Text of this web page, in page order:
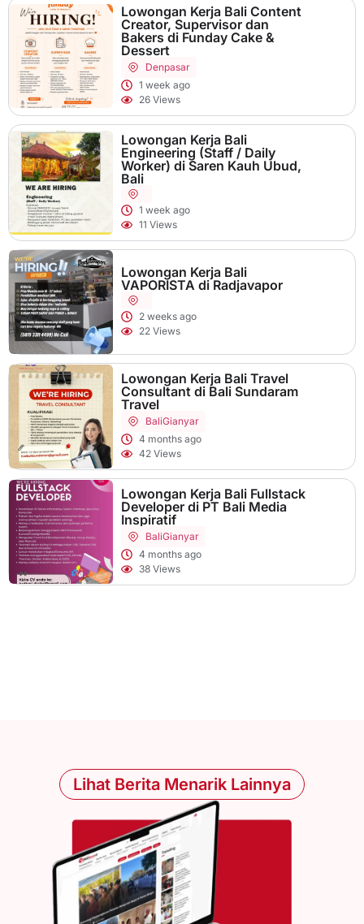
Lowongan Kerja Bali Content
Creator, Supervisor dan
Bakers di Funday Cake &
Dessert
Denpasar
1 week ago
26 Views
Lowongan Kerja Bali
Engineering (Staff / Daily
Worker) di Saren Kauh Ubud,
Bali
1 week ago
11 Views
Lowongan Kerja Bali
VAPORISTA di Radjavapor
2 weeks ago
22 Views
Lowongan Kerja Bali Travel
Consultant di Bali Sundaram
Travel
BaliGianyar
4 months ago
42 Views
Lowongan Kerja Bali Fullstack
Developer di PT Bali Media
Inspiratif
BaliGianyar
4 months ago
38 Views
Lihat Berita Menarik Lainnya